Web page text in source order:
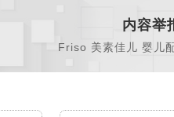
内容举
Friso 美素佳儿 婴儿